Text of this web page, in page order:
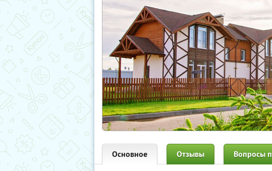
Основное Отзывы Вопросы